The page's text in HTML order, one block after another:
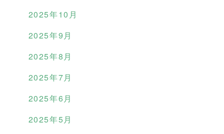
2025年10月
2025年9月
2025年8月
2025年7月
2025年6月
2025年5月